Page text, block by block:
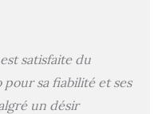
satisfaite du
pour sa fiabilité et ses
un désir